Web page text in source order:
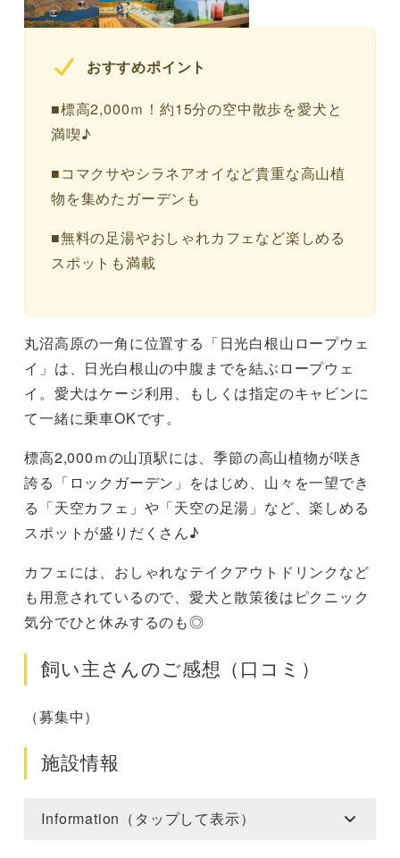
おすすめポイント
■標高2,000ｍ！約15分の空中散歩を愛犬と
満喫♪
■コマクサやシラネアオイなど貴重な高山植
物を集めたガーデンも
■無料の足湯やおしゃれカフェなど楽しめる
スポットも満載
丸沼高原の一角に位置する「日光白根山ロープウェ
イ」は、日光白根山の中腹までを結ぶロープウェ
イ。愛犬はケージ利用、もしくは指定のキャビンに
て一緒に乗車OKです。
標高2,000ｍの山頂駅には、季節の高山植物が咲き
誇る「ロックガーデン」をはじめ、山々を一望でき
る「天空カフェ」や「天空の足湯」など、楽しめる
スポットが盛りだくさん♪
カフェには、おしゃれなテイクアウトドリンクなど
も用意されているので、愛犬と散策後はピクニック
気分でひと休みするのも◎
飼い主さんのご感想（口コミ）
（募集中）
施設情報
Information（タップして表示）